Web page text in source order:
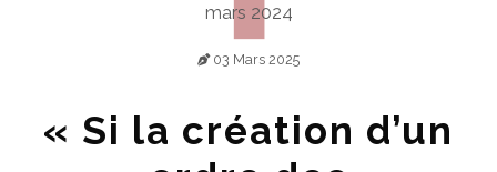
mars 2024
03 Mars 2025
« Si la création d’un